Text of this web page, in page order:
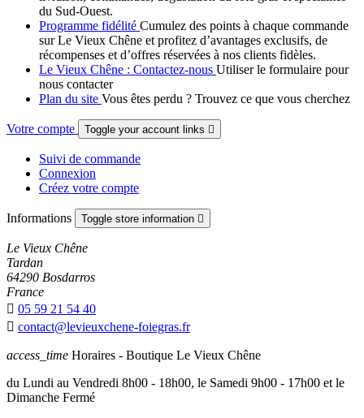
du Sud-Ouest.
Programme fidélité Cumulez des points à chaque commande
sur Le Vieux Chêne et profitez d’avantages exclusifs, de
récompenses et d’offres réservées à nos clients fidèles.
Le Vieux Chêne : Contactez-nous Utiliser le formulaire pour
nous contacter
Plan du site Vous êtes perdu ? Trouvez ce que vous cherchez
Votre compte Toggle your account links 
Suivi de commande
Connexion
Créez votre compte
Informations Toggle store information 
Le Vieux Chêne
Tardan
64290 Bosdarros
France
 05 59 21 54 40
 contact@levieuxchene-foiegras.fr
access_time Horaires - Boutique Le Vieux Chêne
du Lundi au Vendredi 8h00 - 18h00, le Samedi 9h00 - 17h00 et le
Dimanche Fermé